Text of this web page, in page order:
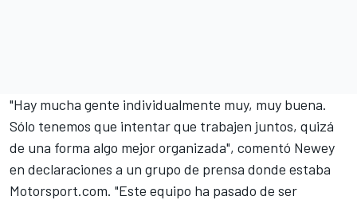
"Hay mucha gente individualmente muy, muy buena.
Sólo tenemos que intentar que trabajen juntos, quizá
de una forma algo mejor organizada", comentó Newey
en declaraciones a un grupo de prensa donde estaba
Motorsport.com. "Este equipo ha pasado de ser